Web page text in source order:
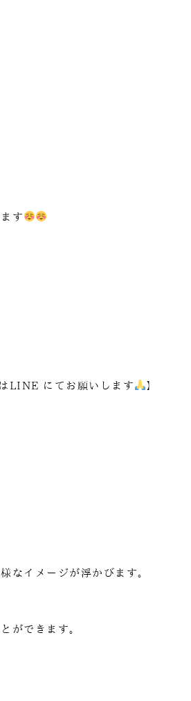
す
LINE にてお願いします 】
イメージが浮かびます。
ができます。